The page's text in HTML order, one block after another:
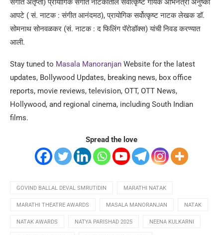
संगीत अतृप्ता) प्रायोगिक संगीत नाटकातील सर्वोत्कृष्ट गायक अभिनेत्री अनुष्का
आपटे ( सं. नाटक : संगीत आनंदमठ), प्रायोगिक सर्वोत्कृष्ट नाटक लेखक डॉ.
सोमनाथ सोनवळकर (सं. नाटक : द फिलिंग पॅरोडॉक्स) यांची निवड करण्यात
आली.
Stay tuned to Masala Manoranjan Website for the latest
updates, Bollywood Updates, breaking news, box office
reports, movie reviews, television, OTT, OTT News,
Hollywood, and regional cinema, including South Indian
films.
Spread the love
GOVIND BALLAL DEVAL SMRUTIDIN MARATHI NATAK
MARATHI THEATRE AWARDS MASALA MANORANJAN NATAK
NATAK AWARDS NATYA PARISHAD 2025 NEENA KULKARNI